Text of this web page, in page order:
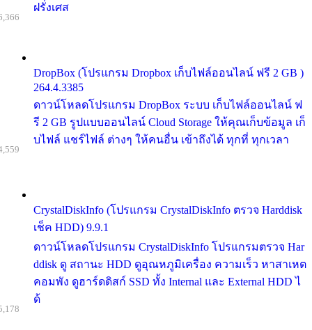
ฝรั่งเศส
DropBox (โปรแกรม Dropbox เก็บไฟล์ออนไลน์ ฟรี 2 GB )
264.4.3385
ดาวน์โหลดโปรแกรม DropBox ระบบ เก็บไฟล์ออนไลน์ ฟ
รี 2 GB รูปแบบออนไลน์ Cloud Storage ให้คุณเก็บข้อมูล เก็
บไฟล์ แชร์ไฟล์ ต่างๆ ให้คนอื่น เข้าถึงได้ ทุกที่ ทุกเวลา
CrystalDiskInfo (โปรแกรม CrystalDiskInfo ตรวจ Harddisk
เช็ค HDD) 9.9.1
ดาวน์โหลดโปรแกรม CrystalDiskInfo โปรแกรมตรวจ Har
ddisk ดู สถานะ HDD ดูอุณหภูมิเครื่อง ความเร็ว หาสาเหต
คอมพัง ดูฮาร์ดดิสก์ SSD ทั้ง Internal และ External HDD ไ
ด้